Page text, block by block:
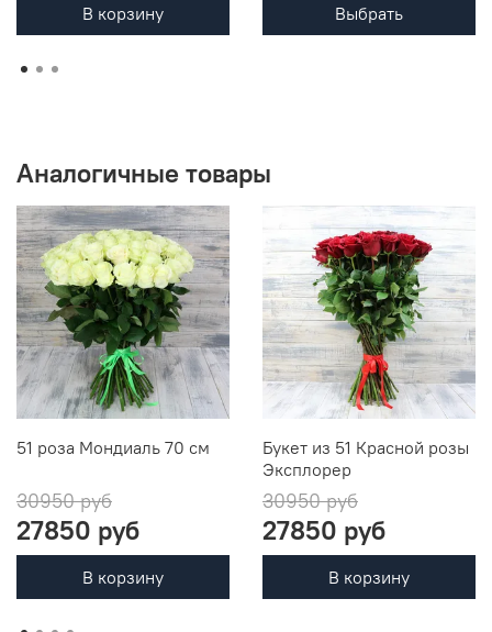
В корзину Выбрать
Аналогичные товары
51 роза Мондиаль 70 см
30950 руб
27850 руб
В корзину
Букет из 51 Красной розы
Эксплорер
30950 руб
27850 руб
В корзину